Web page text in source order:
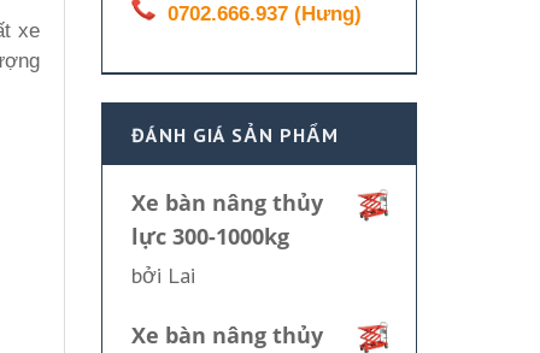
xe
0702.666.937 (Hưng)
ĐÁNH GIÁ SẢN PHẨM
Xe bàn nâng thủy
lực 300-1000kg
bởi Lai
Xe bàn nâng thủy